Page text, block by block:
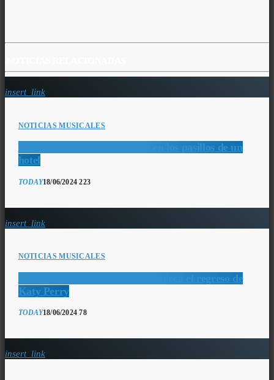
insert_link
NOTICIAS MUSICALES
Ed Sheeran terminó desnudo en los pasillos de un
hotel
TODAY18/06/2024 223
insert_link
NOTICIAS MUSICALES
La canción ‘Woman’s World’ marca el regreso de
Katy Perry
TODAY18/06/2024 78
insert_link